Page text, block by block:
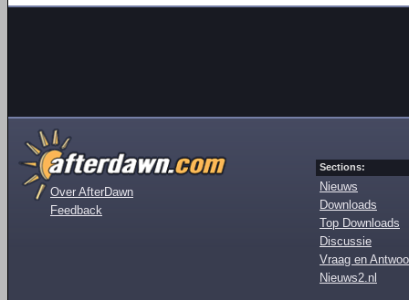
Over AfterDawn
Feedback
Sections:
Nieuws
Downloads
Top Downloads
Discussie
Vraag en
Nieuws2.nl